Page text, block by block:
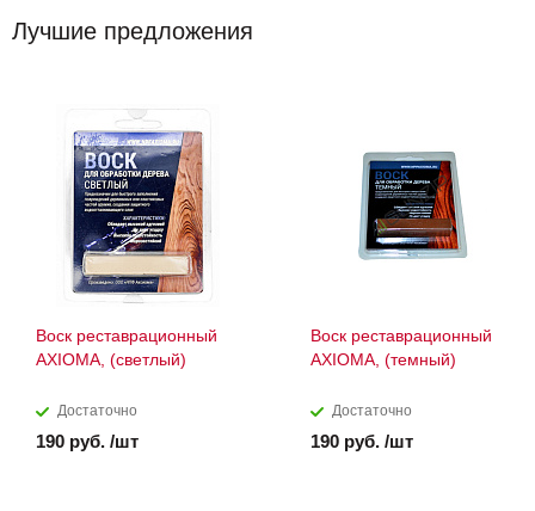
Лучшие предложения
Воск реставрационный
AXIOMA, (светлый)
Достаточно
190 руб. /шт
Воск реставрационный
AXIOMA, (темный)
Достаточно
190 руб. /шт